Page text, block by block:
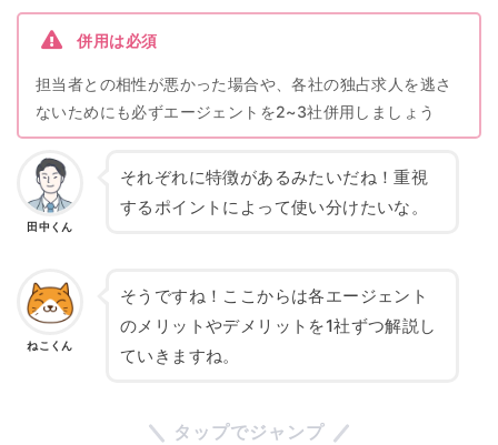
併用は必須
担当者との相性が悪かった場合や、各社の独占求人を逃さ
ないためにも必ずエージェントを2~3社併用しましょう
田中くん
それぞれに特徴があるみたいだね！重視
するポイントによって使い分けたいな。
ねこくん
そうですね！ここからは各エージェント
のメリットやデメリットを1社ずつ解説し
ていきますね。
タップでジャンプ